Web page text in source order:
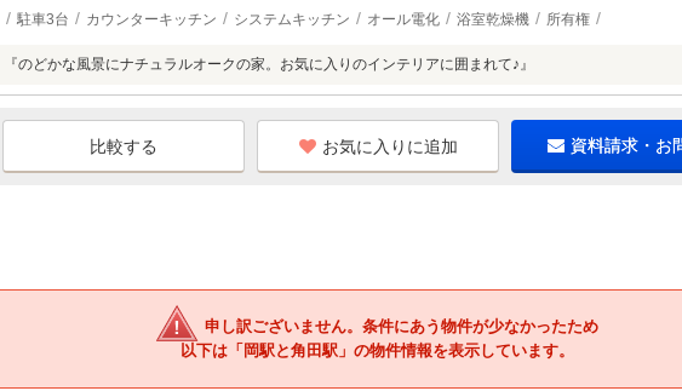
駐車3台 カウンターキッチン システムキッチン オール電化 浴室乾燥機 所有権
『のどかな風景にナチュラルオークの家。お気に入りのインテリアに囲まれて♪』
お気に入りに追加 資料請求・お
申し訳ございません。条件にあう物件が少なかったため
以下は「岡駅と角田駅」の物件情報を表示しています。